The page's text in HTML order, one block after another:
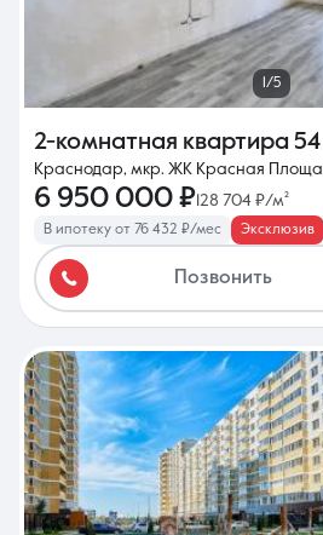
1/5
2-комнатная квартира
Краснодар, мкр. ЖК Красная
6 950 000 ₽128 704 ₽/м²
В ипотеку от 76 432 ₽/мес Эксклюзив
Позвонить